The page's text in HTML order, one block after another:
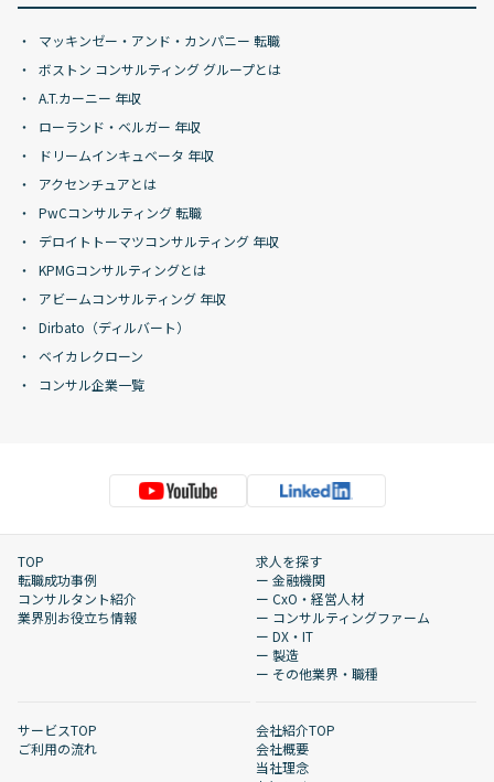
マッキンゼー・アンド・カンパニー 転職
ボストン コンサルティング グループとは
A.T.カーニー 年収
ローランド・ベルガー 年収
ドリームインキュベータ 年収
アクセンチュアとは
PwCコンサルティング 転職
デロイトトーマツコンサルティング 年収
KPMGコンサルティングとは
アビームコンサルティング 年収
Dirbato（ディルバート）
ベイカレクローン
コンサル企業一覧
TOP
転職成功事例
コンサルタント紹介
業界別お役立ち情報
求人を探す
ー 金融機関
ー CxO・経営人材
ー コンサルティングファーム
ー DX・IT
ー 製造
ー その他業界・職種
サービスTOP
ご利用の流れ
会社紹介TOP
会社概要
当社理念